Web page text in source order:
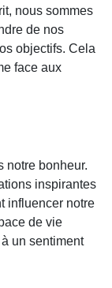
nous sommes
de nos
objectifs. Cela
face aux
notre bonheur.
inspirantes
influencer notre
de vie
un sentiment